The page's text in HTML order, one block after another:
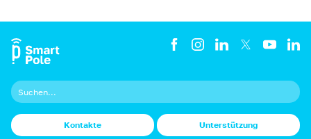
Kontakte Unterstützung